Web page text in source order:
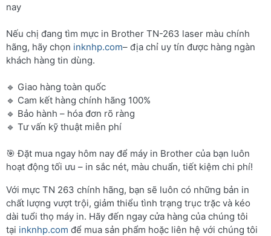
nay
Nếu chị đang tìm mực in Brother TN-263 laser màu chính
hãng, hãy chọn inknhp.com– địa chỉ uy tín được hàng ngàn
khách hàng tin dùng.
🔹 Giao hàng toàn quốc
🔹 Cam kết hàng chính hãng 100%
🔹 Bảo hành – hóa đơn rõ ràng
🔹 Tư vấn kỹ thuật miễn phí
🎯 Đặt mua ngay hôm nay để máy in Brother của bạn luôn
hoạt động tối ưu – in sắc nét, màu chuẩn, tiết kiệm chi phí!
Với mực TN 263 chính hãng, bạn sẽ luôn có những bản in
chất lượng vượt trội, giảm thiểu tình trạng trục trặc và kéo
dài tuổi thọ máy in. Hãy đến ngay cửa hàng của chúng tôi
tại inknhp.com để mua sản phẩm hoặc liên hệ với chúng tôi